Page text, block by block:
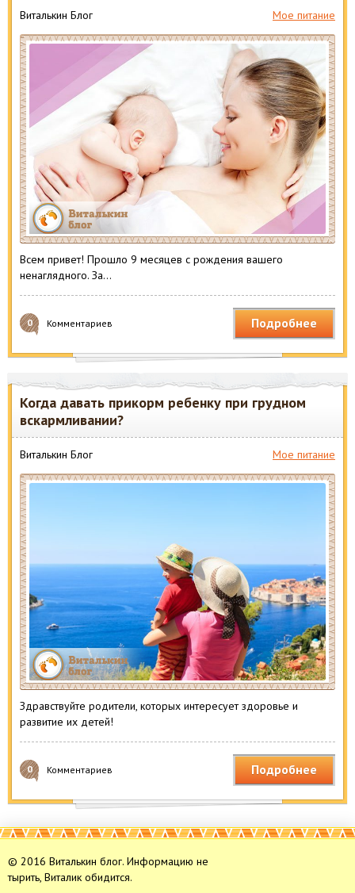
Виталькин Блог Мое питание
Всем привет! Прошло 9 месяцев с рождения вашего
ненаглядного. За…
0 Комментариев Подробнее
Когда давать прикорм ребенку при грудном
вскармливании?
Виталькин Блог Мое питание
Здравствуйте родители, которых интересует здоровье и
развитие их детей!
0 Комментариев Подробнее
© 2016 Виталькин блог. Информацию не
тырить, Виталик обидится.